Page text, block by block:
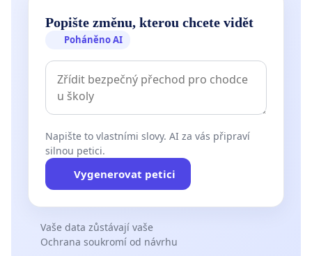
Popište změnu, kterou chcete vidět
Poháněno AI
Napište to vlastními slovy. AI za vás připraví
silnou petici.
Vygenerovat petici
Vaše data zůstávají vaše
Ochrana soukromí od návrhu